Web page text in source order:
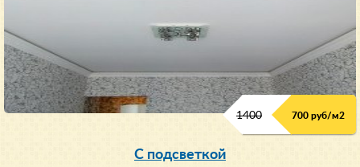
1400 700 руб/м2
С подсветкой